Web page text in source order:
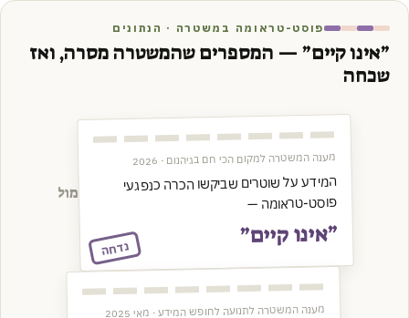
פוסט-טראומה במשטרה · הנתונים
״אינו קיים״ — המספרים שהמשטרה מסרה, ואז
שכחה
מענה המשטרה למקום הכי חם בגיהנום · 2026
המידע על שוטרים שביקשו הכרה כנפגעי
פוסט-טראומה —
״אינו קיים״ נדחה
מול
מענה המשטרה לתנועה לחופש המידע · מאי 2025